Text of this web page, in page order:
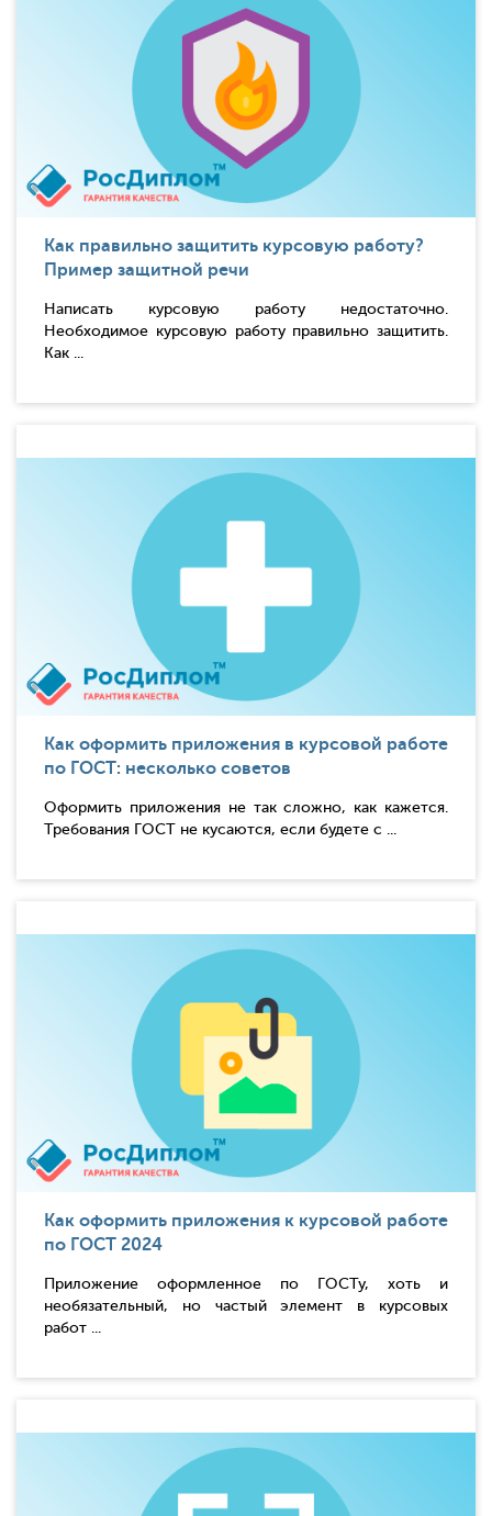
Как правильно защитить курсовую работу?
Пример защитной речи
Написать курсовую работу недостаточно.
Необходимое курсовую работу правильно защитить.
Как ...
Как оформить приложения в курсовой работе
по ГОСТ: несколько советов
Оформить приложения не так сложно, как кажется.
Требования ГОСТ не кусаются, если будете с ...
Как оформить приложения к курсовой работе
по ГОСТ 2024
Приложение оформленное по ГОСТу, хоть и
необязательный, но частый элемент в курсовых
работ ...